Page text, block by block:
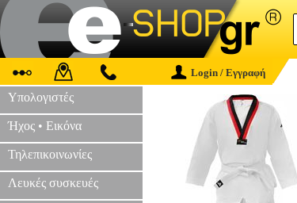
Login / Εγγραφή
Υπολογιστές
Ήχος • Εικόνα
Τηλεπικοινωνίες
Λευκές συσκευές